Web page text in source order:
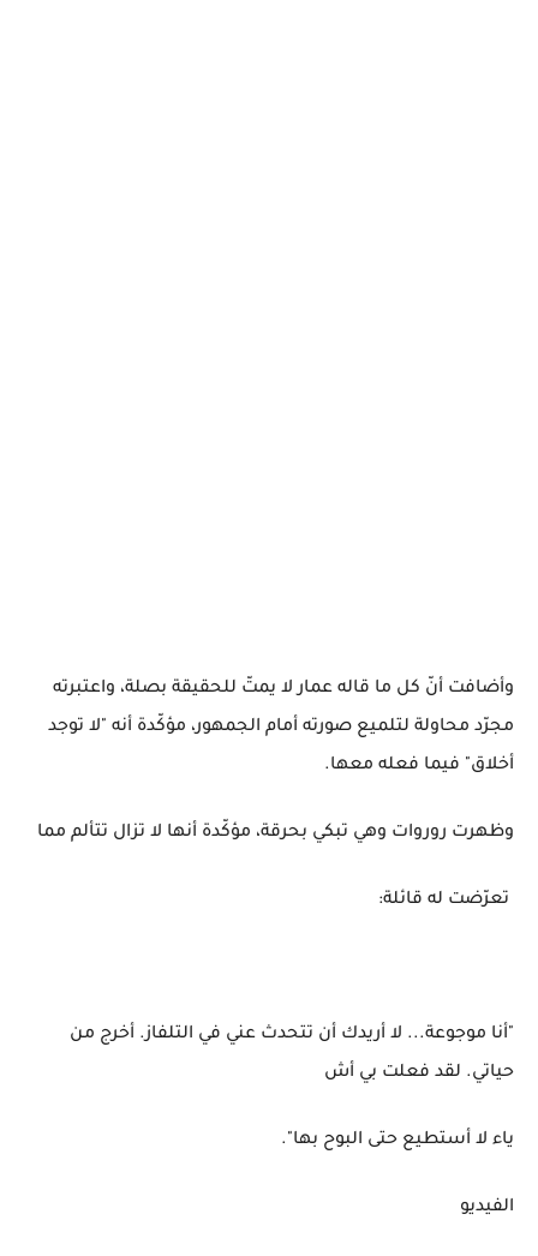
وأضافت أنّ كل ما قاله عمار لا يمتّ للحقيقة بصلة، واعتبرته
مجرّد محاولة لتلميع صورته أمام الجمهور، مؤكّدة أنه "لا توجد
أخلاق" فيما فعله معها.
وظهرت روروات وهي تبكي بحرقة، مؤكّدة أنها لا تزال تتألم مما
تعرّضت له قائلة:
"أنا موجوعة... لا أريدك أن تتحدث عني في التلفاز. أخرج من
حياتي. لقد فعلت بي أش
ياء لا أستطيع حتى البوح بها".
الفيديو